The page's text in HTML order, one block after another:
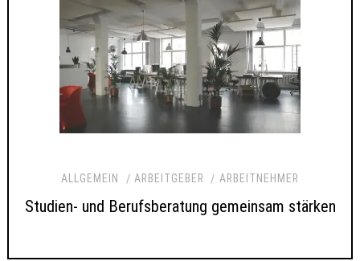
ALLGEMEIN ARBEITGEBER ARBEITNEHMER
Studien- und Berufsberatung gemeinsam stärken